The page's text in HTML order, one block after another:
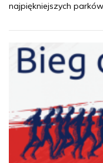
najpiękniejszych